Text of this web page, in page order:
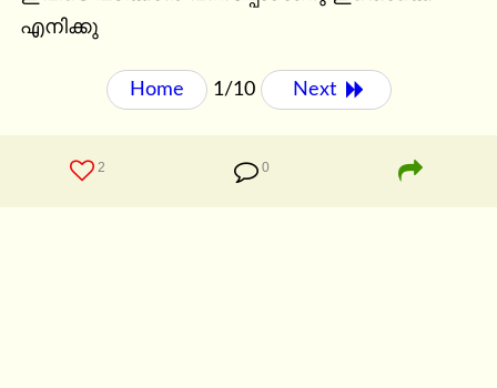
എനിക്കു
Home 1/10 Next
2 0